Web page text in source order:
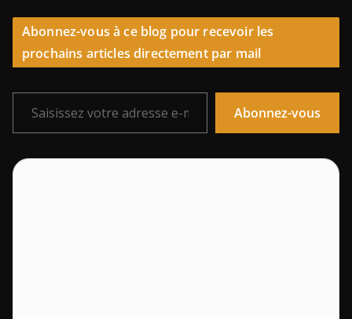
Abonnez-vous à ce blog pour recevoir les
prochains articles directement par mail
Saisissez votre adresse e-mail…
Abonnez-vous